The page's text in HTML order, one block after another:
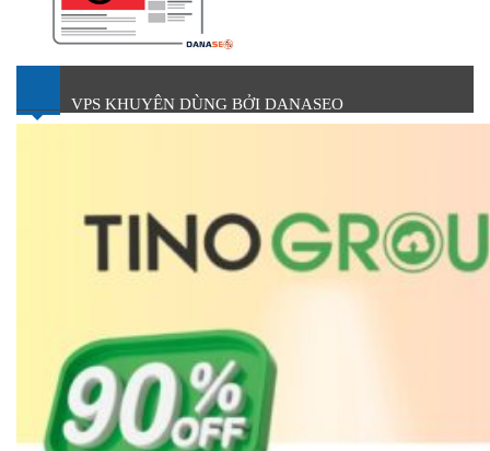
VPS KHUYÊN DÙNG BỞI DANASEO